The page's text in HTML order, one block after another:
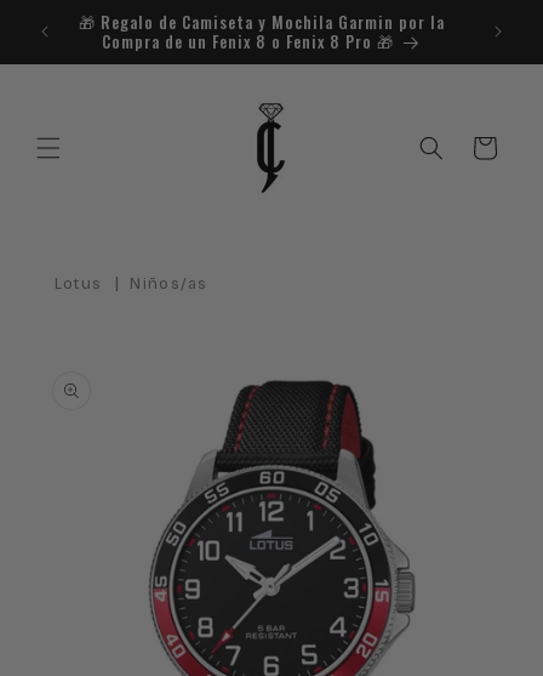
directamente
al contenido
🎁​ Regalo de Camiseta y Mochila Garmin por la
Compra de un Fenix 8 o Fenix 8 Pro 🎁​
Carrito
Lotus | Niños/as
información